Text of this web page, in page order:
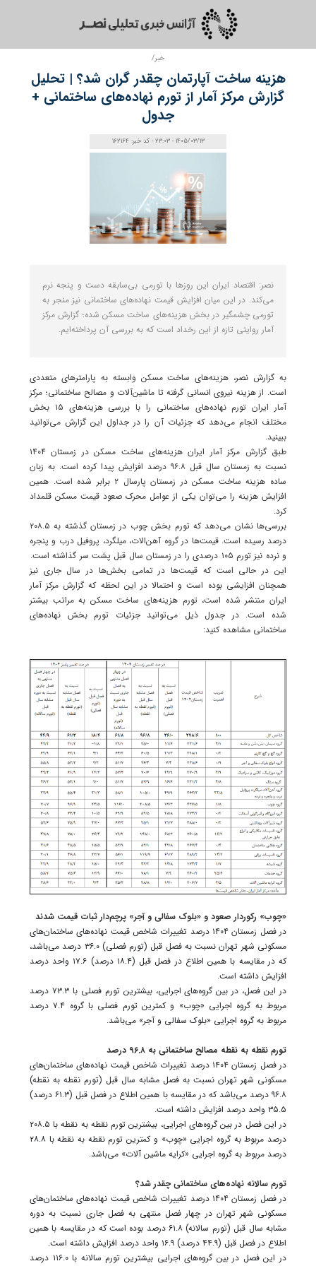
خبر/
هزینه ساخت آپارتمان چقدر گران شد؟ | تحلیل
گزارش مرکز آمار از تورم نهاده‌های ساختمانی +
جدول
1405/03/13 - 23:03 - کد خبر: 162164
نصر: اقتصاد ایران این روزها با تورمی بی‌سابقه دست و پنجه نرم
می‌کند. در این میان افزایش قیمت نهاده‌های ساختمانی نیز منجر به
تورمی چشمگیر در بخش هزینه‌های ساخت مسکن شده؛ گزارش مرکز
آمار روایتی تازه از این رخداد است که به بررسی آن پرداخته‌ایم.
به گزارش نصر، هزینه‌های ساخت مسکن وابسته به پارامتر‌های متعددی
است. از هزینه نیروی انسانی گرفته تا ماشین‌آلات و مصالح ساختمانی؛ مرکز
آمار ایران تورم نهاده‌های ساختمانی را با بررسی هزینه‌های ۱۵ بخش
مختلف انجام می‌دهد که جزئیات آن را در جداول این گزارش می‌توانید
ببینید.
طبق گزارش مرکز آمار ایران هزینه‌های ساخت مسکن در زمستان ۱۴۰۴
نسبت به زمستان سال قبل ۹۶.۸ درصد افزایش پیدا کرده است. به زبان
ساده هزینه ساخت مسکن در زمستان پارسال ۲ برابر شده است. همین
افزایش هزینه را می‌توان یکی از عوامل محرک صعود قیمت مسکن قلمداد
کرد.
بررسی‌ها نشان می‌دهد که تورم بخش چوب در زمستان گذشته به ۲۰۸.۵
درصد رسیده است. قیمت‌ها در گروه آهن‌الات، میلگرد، پروفیل درب و پنجره
و نرده نیز تورم ۱۰۵ درصدی را در زمستان سال قبل پشت سر گذاشته است.
این در حالی است که قیمت‌ها در تمامی بخش‌ها در سال جاری نیز
همچنان افزایشی بوده است و احتمالا در این لحظه که گزارش مرکز آمار
ایران منتشر شده است، تورم هزینه‌های ساخت مسکن به مراتب بیشتر
شده است. در جدول ذیل می‌توانید جزئیات تورم بخش نهاده‌های
ساختمانی مشاهده کنید:
«چوب» رکوردار صعود و «بلوک سفالی و آجر» پرچم‌دار ثبات قیمت شدند
در فصل زمستان ۱۴۰۴ درصد تغییرات شاخص قیمت نهاده‌های ساختمان‌های
مسکونی شهر تهران نسبت به فصل قبل (تورم فصلی) ۳۶.۰ درصد می‌باشد،
که در مقایسه با همین اطلاع در فصل قبل (۱۸.۴ درصد) ۱۷.۶ واحد درصد
افزایش داشته است.
در این فصل، در بین گروه‌های اجرایی، بیشترین تورم فصلی با ۷۳.۳ درصد
مربوط به گروه اجرایی «چوب» و کمترین تورم فصلی با گروه ۷.۴ درصد
مربوط به گروه اجرایی «بلوک سفالی و آجر» می‌باشد.
تورم نقطه به نقطه مصالح ساختمانی به ۹۶.۸ درصد
در فصل زمستان ۱۴۰۴ درصد تغییرات شاخص قیمت نهاده‌های ساختمان‌های
مسکونی شهر تهران نسبت به فصل مشابه سال قبل (تورم نقطه به نقطه)
۹۶.۸ درصد می‌باشد که در مقایسه با همین اطلاع در فصل قبل (۶۱.۳ درصد)
۳۵.۵ واحد درصد افزایش داشته است.
در این فصل در بین گروه‌های اجرایی، بیشترین تورم نقطه به نقطه با ۲۰۸.۵
درصد مربوط به گروه اجرایی «چوب» و کمترین تورم نقطه به نقطه با ۲۸.۸
درصد مربوط به گروه اجرایی «کرایه ماشین آلات» می‌باشد.
تورم سالانه نهاده‌های ساختمانی چقدر شد؟
در فصل زمستان ۱۴۰۴ درصد تغییرات شاخص قیمت نهاده‌های ساختمان‌های
مسکونی شهر تهران در چهار فصل منتهی به فصل جاری نسبت به دوره
مشابه سال قبل (تورم سالانه) ۶۱.۸ درصد بوده است که در مقایسه با همین
اطلاع در فصل قبل (۴۴.۹ درصد) ۱۶.۹ واحد درصد افزایش داشته است.
در این فصل در بین گروه‌های اجرایی بیشترین تورم سالانه با ۱۱۶.۰ درصد